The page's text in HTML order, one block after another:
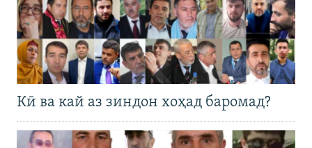
Кӣ ва кай аз зиндон хоҳад баромад?